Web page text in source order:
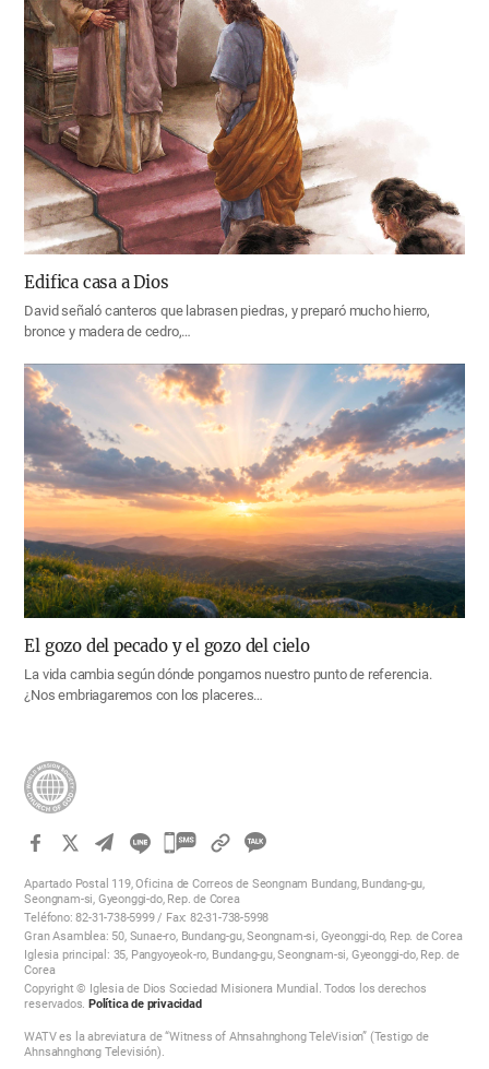
Edifica casa a Dios
David señaló canteros que labrasen piedras, y preparó mucho hierro,
bronce y madera de cedro,…
El gozo del pecado y el gozo del cielo
La vida cambia según dónde pongamos nuestro punto de referencia.
¿Nos embriagaremos con los placeres…
카
톡
공
Apartado Postal 119, Oficina de Correos de Seongnam Bundang, Bundang-gu,
Seongnam-si, Gyeonggi-do, Rep. de Corea
Teléfono: 82-31-738-5999 / Fax: 82-31-738-5998
Gran Asamblea: 50, Sunae-ro, Bundang-gu, Seongnam-si, Gyeonggi-do, Rep. de Corea
Iglesia principal: 35, Pangyoyeok-ro, Bundang-gu, Seongnam-si, Gyeonggi-do, Rep. de
Corea
Copyright © Iglesia de Dios Sociedad Misionera Mundial. Todos los derechos
reservados. Política de privacidad
WATV es la abreviatura de “Witness of Ahnsahnghong TeleVision” (Testigo de
Ahnsahnghong Televisión).